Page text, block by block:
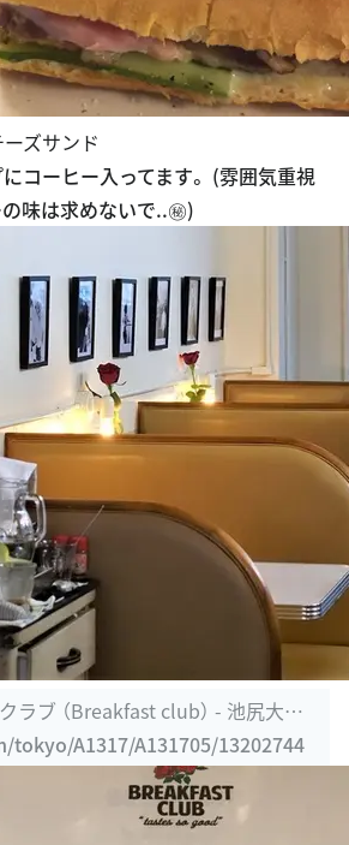
ズサンド
コーヒー入ってます。 (雰囲気重視
味は求めないで..㊙️)
ラブ （Breakfast club） - 池尻大橋/
tokyo/A1317/A131705/13202744